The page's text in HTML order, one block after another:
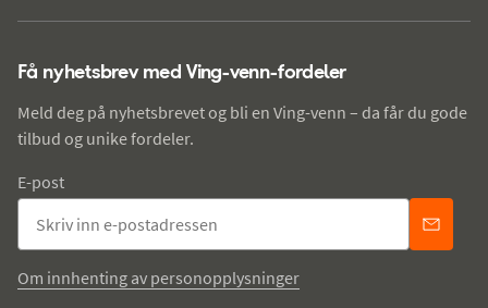
Få nyhetsbrev med Ving-venn-fordeler
Meld deg på nyhetsbrevet og bli en Ving-venn – da får du gode
tilbud og unike fordeler.
E-post
Om innhenting av personopplysninger